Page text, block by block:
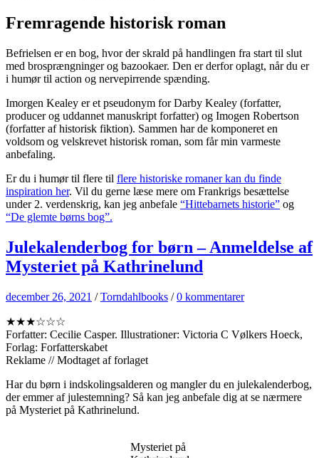
Fremragende historisk roman
Befrielsen er en bog, hvor der skrald på handlingen fra start til slut
med brosprængninger og bazookaer. Den er derfor oplagt, når du er
i humør til action og nervepirrende spænding.
Imorgen Kealey er et pseudonym for Darby Kealey (forfatter,
producer og uddannet manuskript forfatter) og Imogen Robertson
(forfatter af historisk fiktion). Sammen har de komponeret en
voldsom og velskrevet historisk roman, som får min varmeste
anbefaling.
Er du i humør til flere til flere historiske romaner kan du finde
inspiration her. Vil du gerne læse mere om Frankrigs besættelse
under 2. verdenskrig, kan jeg anbefale “Hittebarnets historie” og
“De glemte børns bog”.
Julekalenderbog for børn – Anmeldelse af
Mysteriet på Kathrinelund
december 26, 2021 /Torndahlbooks /0 kommentarer
★★★☆☆☆
Forfatter: Cecilie Casper. Illustrationer: Victoria C Vølkers Hoeck,
Forlag: Forfatterskabet
Reklame // Modtaget af forlaget
Har du børn i indskolingsalderen og mangler du en julekalenderbog,
der emmer af julestemning? Så kan jeg anbefale dig at se nærmere
på Mysteriet på Kathrinelund.
Mysteriet på